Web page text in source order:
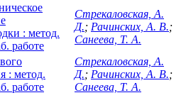
: метод.
работе
Стрекаловская, А.
Д.; Рачинских, А. В.;
Санеева, Т. А.
: метод.
работе
Стрекаловская, А.
Д.; Рачинских, А. В.;
Санеева, Т. А.